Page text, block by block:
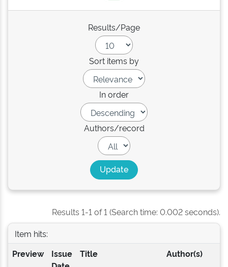
Results/Page
Sort items by
In order
Authors/record
Results 1-1 of 1 (Search time: 0.002 seconds).
Item hits:
Preview
Issue
Title Author(s)